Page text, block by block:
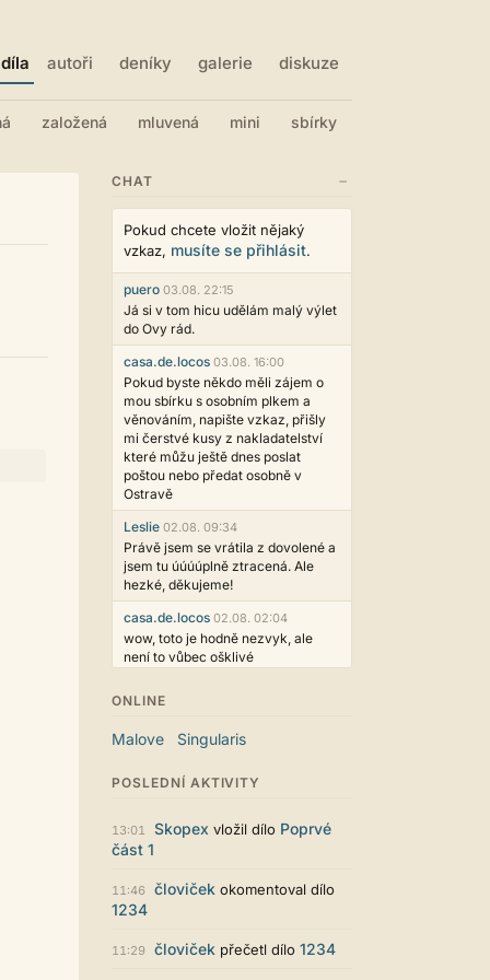
díla autoři deníky galerie diskuze
založená mluvená mini sbírky
CHAT −
Pokud chcete vložit nějaký
vzkaz, musíte se přihlásit.
puero 03.08. 22:15
Já si v tom hicu udělám malý výlet
do Ovy rád.
casa.de.locos 03.08. 16:00
Pokud byste někdo měli zájem o
mou sbírku s osobním plkem a
věnováním, napište vzkaz, přišly
mi čerstvé kusy z nakladatelství
které můžu ještě dnes poslat
poštou nebo předat osobně v
Ostravě
Leslie 02.08. 09:34
Právě jsem se vrátila z dovolené a
jsem tu úúúúplně ztracená. Ale
hezké, děkujeme!
casa.de.locos 02.08. 02:04
wow, toto je hodně nezvyk, ale
není to vůbec ošklivé
Už i počet přečtení jde vidět,
reklama co zasahovala do chatu je
myslím také už v pořádku,
Líbí se mi tmavá varianta nového
vzhledu. Na některých místech
jsou sice mezi prvky příliš velké
určitě to půjde upravit místním
stylem... Celkově je styl dobře
ONLINE
Malove Singularis
POSLEDNÍ AKTIVITY
13:01 Skopex vložil dílo Poprvé
část 1
11:46 človiček okomentoval dílo
1234
11:29 človiček přečetl dílo 1234